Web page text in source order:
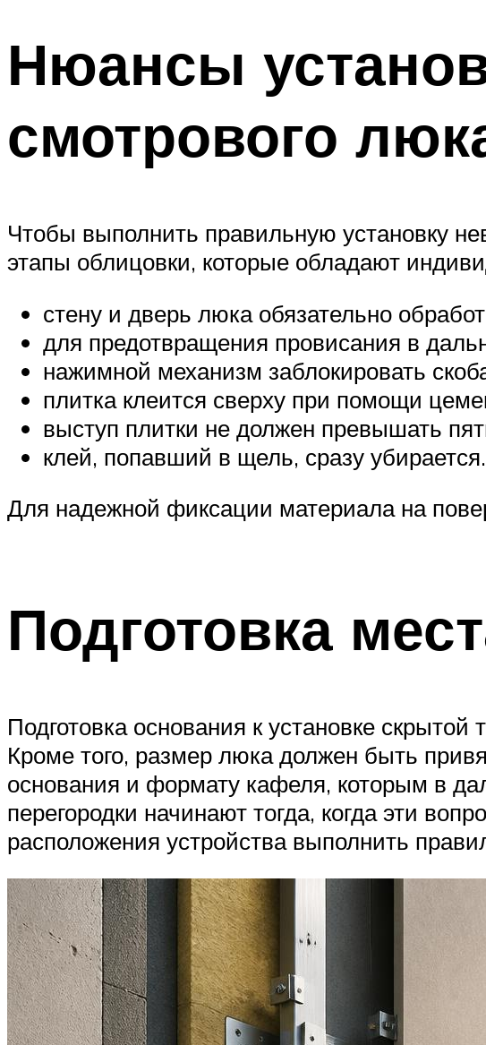
Нюансы
смотрового
Чтобы выполнить правильную установку
этапы облицовки, которые обладают
стену и дверь люка обязательно
для предотвращения провисания в
нажимной механизм заблокировать
плитка клеится сверху при помощи
выступ плитки не должен превышать
клей, попавший в щель, сразу убирается.
Для надежной фиксации материала на
Подготовка
Подготовка основания к установке
Кроме того, размер люка должен быть
основания и формату кафеля, которым в
перегородки начинают тогда, когда эти
расположения устройства выполнить